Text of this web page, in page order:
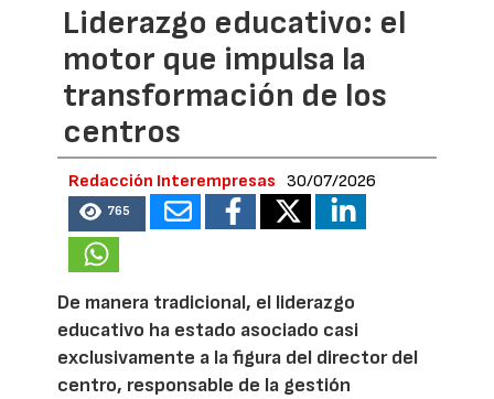
Liderazgo educativo: el
motor que impulsa la
transformación de los
centros
Redacción Interempresas 30/07/2026
765
De manera tradicional, el liderazgo
educativo ha estado asociado casi
exclusivamente a la figura del director del
centro, responsable de la gestión